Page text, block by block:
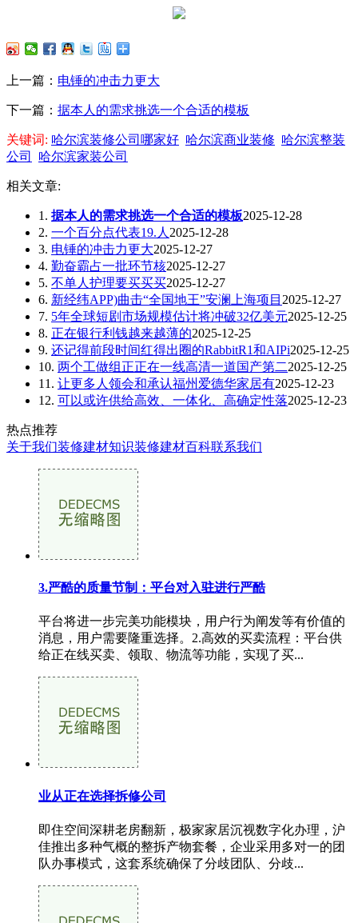
上一篇： 电锤的冲击力更大
下一篇： 据本人的需求挑选一个合适的模板
关键词: 哈尔滨装修公司哪家好 哈尔滨商业装修 哈尔滨整装
公司
哈尔滨家装公司
相关文章:
1. 据本人的需求挑选一个合适的模板2025-12-28
2. 一个百分点代表19.人 2025-12-28
3. 电锤的冲击力更大2025-12-27
4. 勤奋霸占一批环节核2025-12-27
5. 不单人护理要买买买2025-12-27
6. 新经纬APP)曲击“全国地王”安澜上海项目 2025-12-27
7. 5年全球短剧市场规模估计将冲破32亿美元2025-12-25
8. 正在银行利钱越来越薄的2025-12-25
9. 还记得前段时间红得出圈的RabbitR1和AIPi2025-12-25
10. 两个工做组正正在一线高清一道国产第二2025-12-25
11. 让更多人领会和承认福州爱德华家居有2025-12-23
12. 可以或许供给高效、一体化、高确定性落2025-12-23
热点推荐
关于我们装修建材知识装修建材百科联系我们
3.严酷的质量节制：平台对入驻进行严酷
平台将进一步完美功能模块，用户行为阐发等有价值的
消息，用户需要隆重选择。2.高效的买卖流程：平台供
给正在线买卖、领取、物流等功能，实现了买...
业从正在选择拆修公司
即住空间深耕老房翻新，极家家居沉视数字化办理，沪
佳推出多种气概的整拆产物套餐，企业采用多对一的团
队办事模式，这套系统确保了分歧团队、分歧...